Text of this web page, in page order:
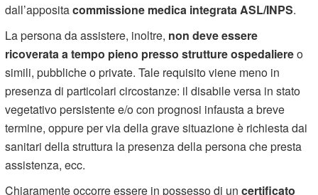
dall’appositacommissione medica integrata ASL/INPS.
La persona da assistere, inoltre, non deve essere
ricoverata a tempo pieno presso strutture ospedaliereo
simili, pubbliche o private. Tale requisito viene meno in
presenza di particolari circostanze: il disabile versa in stato
vegetativo persistente e/o con prognosi infausta a breve
termine, oppure per via della grave situazione è richiesta dai
sanitari della struttura la presenza della persona che presta
assistenza, ecc.
Chiaramente occorre essere in possesso di uncertificato